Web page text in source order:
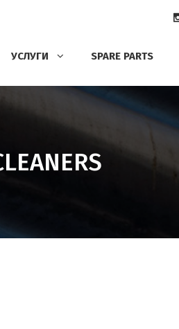
УСЛУГИ SPARE PARTS